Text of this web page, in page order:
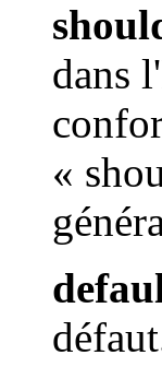
dans
«